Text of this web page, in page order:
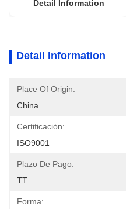
Detail Information
Detail Information
Place Of Origin:
China
Certificación:
ISO9001
Plazo De Pago:
TT
Forma: